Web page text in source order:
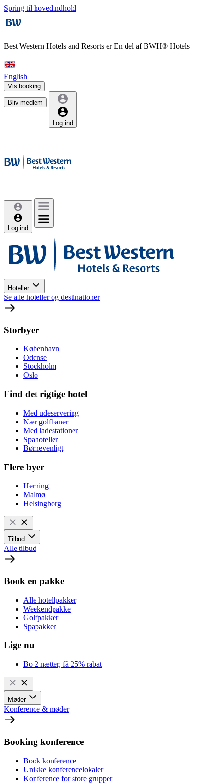
Spring til hovedindhold
Best Western Hotels and Resorts erEn del af BWH® Hotels
English
Vis booking
Bliv medlem
Log ind
Log ind
Hoteller
Se alle hoteller og destinationer
Storbyer
København
Odense
Stockholm
Oslo
Find det rigtige hotel
Med udeservering
Nær golfbaner
Med ladestationer
Spahoteller
Børnevenligt
Flere byer
Herning
Malmø
Helsingborg
Tilbud
Alle tilbud
Book en pakke
Alle hotellpakker
Weekendpakke
Golfpakker
Spapakker
Lige nu
Bo 2 nætter, få 25% rabat
Møder
Konference & møder
Booking konference
Book konference
Unikke konferencelokaler
Konference for store grupper